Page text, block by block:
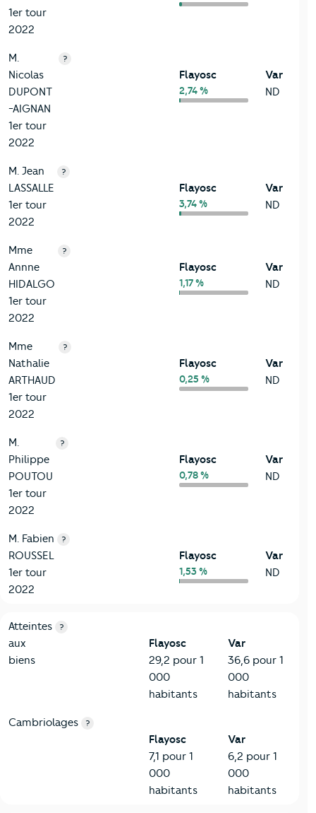
1er tour
2022
M.
Nicolas
DUPONT
-AIGNAN
1er tour
2022
?
Flayosc
2,74 %
Var
ND
M. Jean
LASSALLE
1er tour
2022
?
Flayosc
3,74 %
Var
ND
Mme
Annne
HIDALGO
1er tour
2022
?
Flayosc
1,17 %
Var
ND
Mme
Nathalie
ARTHAUD
1er tour
2022
?
Flayosc
0,25 %
Var
ND
M.
Philippe
POUTOU
1er tour
2022
?
Flayosc
0,78 %
Var
ND
M. Fabien
ROUSSEL
1er tour
2022
?
Flayosc
1,53 %
Var
ND
7-Sécurité
Critères
Atteintes
aux
biens
?
Flayosc
29,2 pour 1
000
habitants
Var
36,6 pour 1
000
habitants
Cambriolages ?
Flayosc
7,1 pour 1
000
habitants
Var
6,2 pour 1
000
habitants